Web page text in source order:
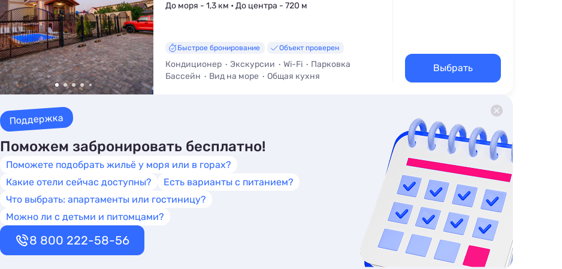
До моря - 1,3 км • До центра - 720 м
Быстрое бронирование Объект проверен
Кондиционер Экскурсии Wi-Fi
Парковка
Бассейн
Вид на море Общая кухня
Выбрать
Поддержка
Поможем забронировать бесплатно!
Поможете подобрать жильё у моря или в горах?
Какие отели сейчас доступны?
Есть варианты с питанием?
Что выбрать: апартаменты или гостиницу?
Можно ли с детьми и питомцами?
8 800 222-58-56